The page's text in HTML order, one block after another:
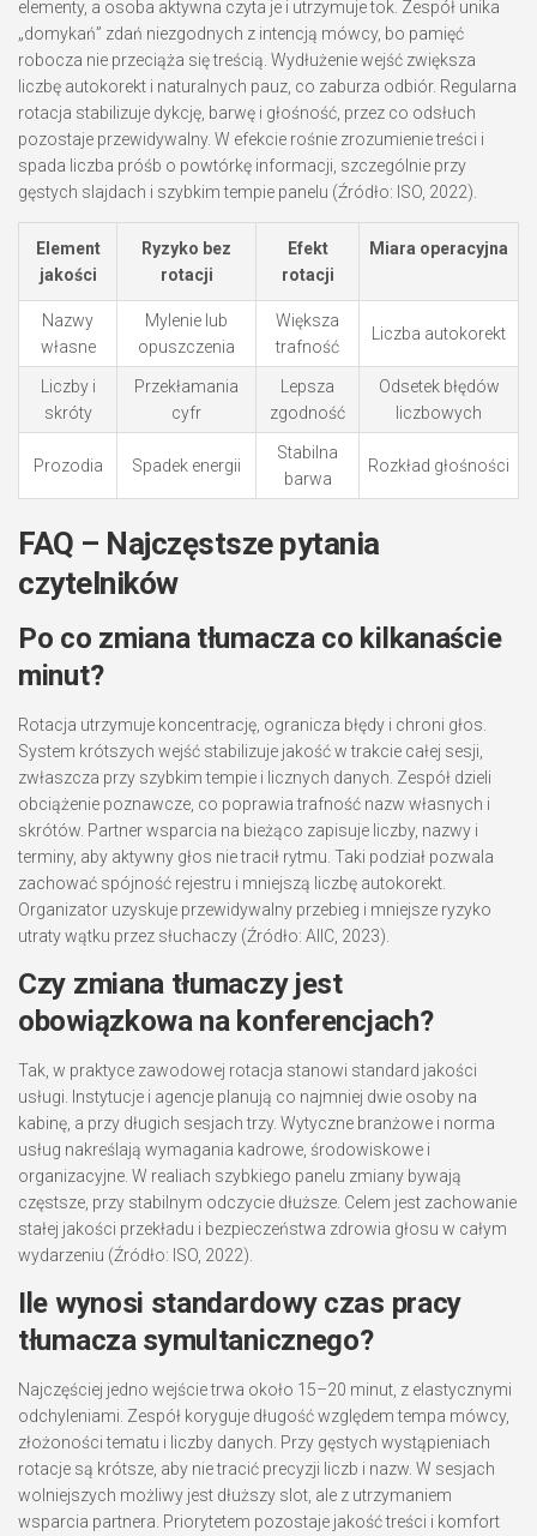
elementy, a osoba aktywna czyta je i utrzymuje tok. Zespół unika
„domykań” zdań niezgodnych z intencją mówcy, bo pamięć
robocza nie przeciąża się treścią. Wydłużenie wejść zwiększa
liczbę autokorekt i naturalnych pauz, co zaburza odbiór. Regularna
rotacja stabilizuje dykcję, barwę i głośność, przez co odsłuch
pozostaje przewidywalny. W efekcie rośnie zrozumienie treści i
spada liczba próśb o powtórkę informacji, szczególnie przy
gęstych slajdach i szybkim tempie panelu (Źródło: ISO, 2022).
Element
jakości
Ryzyko bez
rotacji
Efekt
rotacji
Miara operacyjna
Nazwy
własne
Mylenie lub
opuszczenia
Większa
trafność
Liczba autokorekt
Liczby i
skróty
Przekłamania
cyfr
Lepsza
zgodność
Odsetek błędów
liczbowych
Prozodia Spadek energii
Stabilna
barwa
Rozkład głośności
FAQ – Najczęstsze pytania
czytelników
Po co zmiana tłumacza co kilkanaście
minut?
Rotacja utrzymuje koncentrację, ogranicza błędy i chroni głos.
System krótszych wejść stabilizuje jakość w trakcie całej sesji,
zwłaszcza przy szybkim tempie i licznych danych. Zespół dzieli
obciążenie poznawcze, co poprawia trafność nazw własnych i
skrótów. Partner wsparcia na bieżąco zapisuje liczby, nazwy i
terminy, aby aktywny głos nie tracił rytmu. Taki podział pozwala
zachować spójność rejestru i mniejszą liczbę autokorekt.
Organizator uzyskuje przewidywalny przebieg i mniejsze ryzyko
utraty wątku przez słuchaczy (Źródło: AIIC, 2023).
Czy zmiana tłumaczy jest
obowiązkowa na konferencjach?
Tak, w praktyce zawodowej rotacja stanowi standard jakości
usługi. Instytucje i agencje planują co najmniej dwie osoby na
kabinę, a przy długich sesjach trzy. Wytyczne branżowe i norma
usług nakreślają wymagania kadrowe, środowiskowe i
organizacyjne. W realiach szybkiego panelu zmiany bywają
częstsze, przy stabilnym odczycie dłuższe. Celem jest zachowanie
stałej jakości przekładu i bezpieczeństwa zdrowia głosu w całym
wydarzeniu (Źródło: ISO, 2022).
Ile wynosi standardowy czas pracy
tłumacza symultanicznego?
Najczęściej jedno wejście trwa około 15–20 minut, z elastycznymi
odchyleniami. Zespół koryguje długość względem tempa mówcy,
złożoności tematu i liczby danych. Przy gęstych wystąpieniach
rotacje są krótsze, aby nie tracić precyzji liczb i nazw. W sesjach
wolniejszych możliwy jest dłuższy slot, ale z utrzymaniem
wsparcia partnera. Priorytetem pozostaje jakość treści i komfort